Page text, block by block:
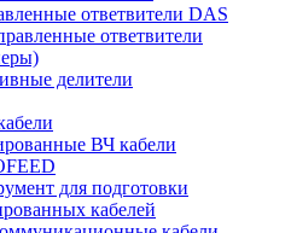
ответвители DAS
ответвители
делители
ВЧ кабели
для подготовки
кабелей